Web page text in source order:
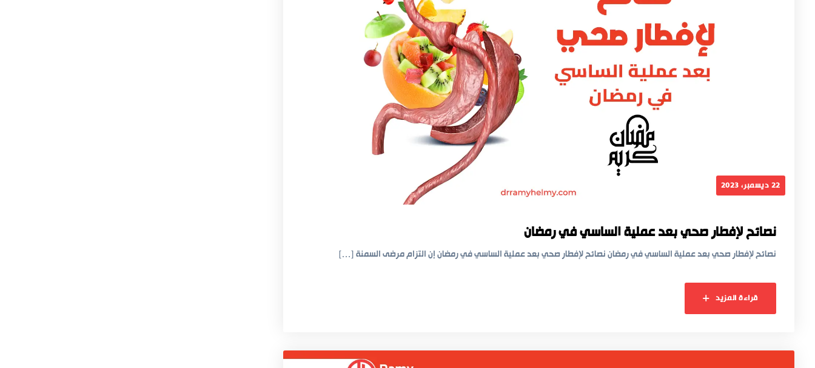
22 ديسمبر، 2023
نصائح لإفطار صحي بعد عملية الساسي في رمضان
نصائح لإفطار صحي بعد عملية الساسي في رمضان نصائح لإفطار صحي بعد عملية الساسي في رمضان إن التزام مرضى السمنة […]
قراءة المزيد